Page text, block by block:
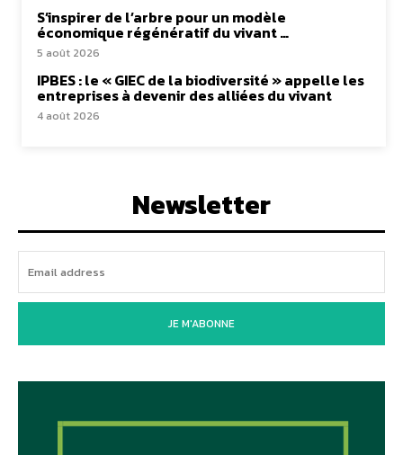
S’inspirer de l’arbre pour un modèle
économique régénératif du vivant …
5 août 2026
IPBES : le « GIEC de la biodiversité » appelle les
entreprises à devenir des alliées du vivant
4 août 2026
Newsletter
JE M'ABONNE